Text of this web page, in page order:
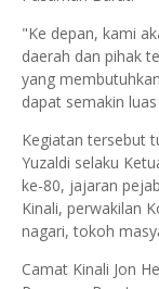
"Ke depan, kami
daerah dan pihak
yang
dapat semakin
Kegiatan tersebut
Yuzaldi selaku
ke-80, jajaran
Kinali, perwakilan
nagari, tokoh
Camat Kinali Jon